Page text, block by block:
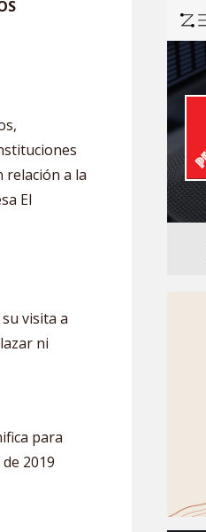
relación a la
El
visita a
ni
para
2019